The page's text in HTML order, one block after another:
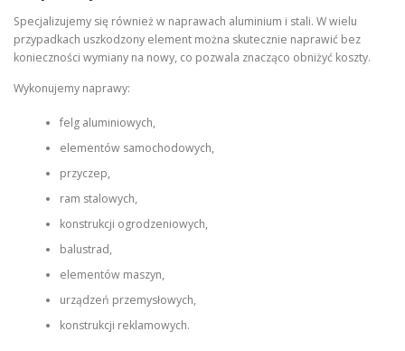
Specjalizujemy się również w naprawach aluminium i stali. W wielu
przypadkach uszkodzony element można skutecznie naprawić bez
konieczności wymiany na nowy, co pozwala znacząco obniżyć koszty.
Wykonujemy naprawy:
felg aluminiowych,
elementów samochodowych,
przyczep,
ram stalowych,
konstrukcji ogrodzeniowych,
balustrad,
elementów maszyn,
urządzeń przemysłowych,
konstrukcji reklamowych.